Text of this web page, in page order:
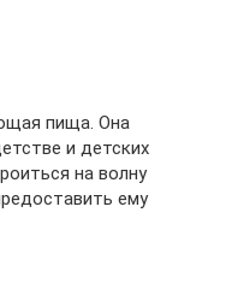
пища. Она
и детских
на волну
ему